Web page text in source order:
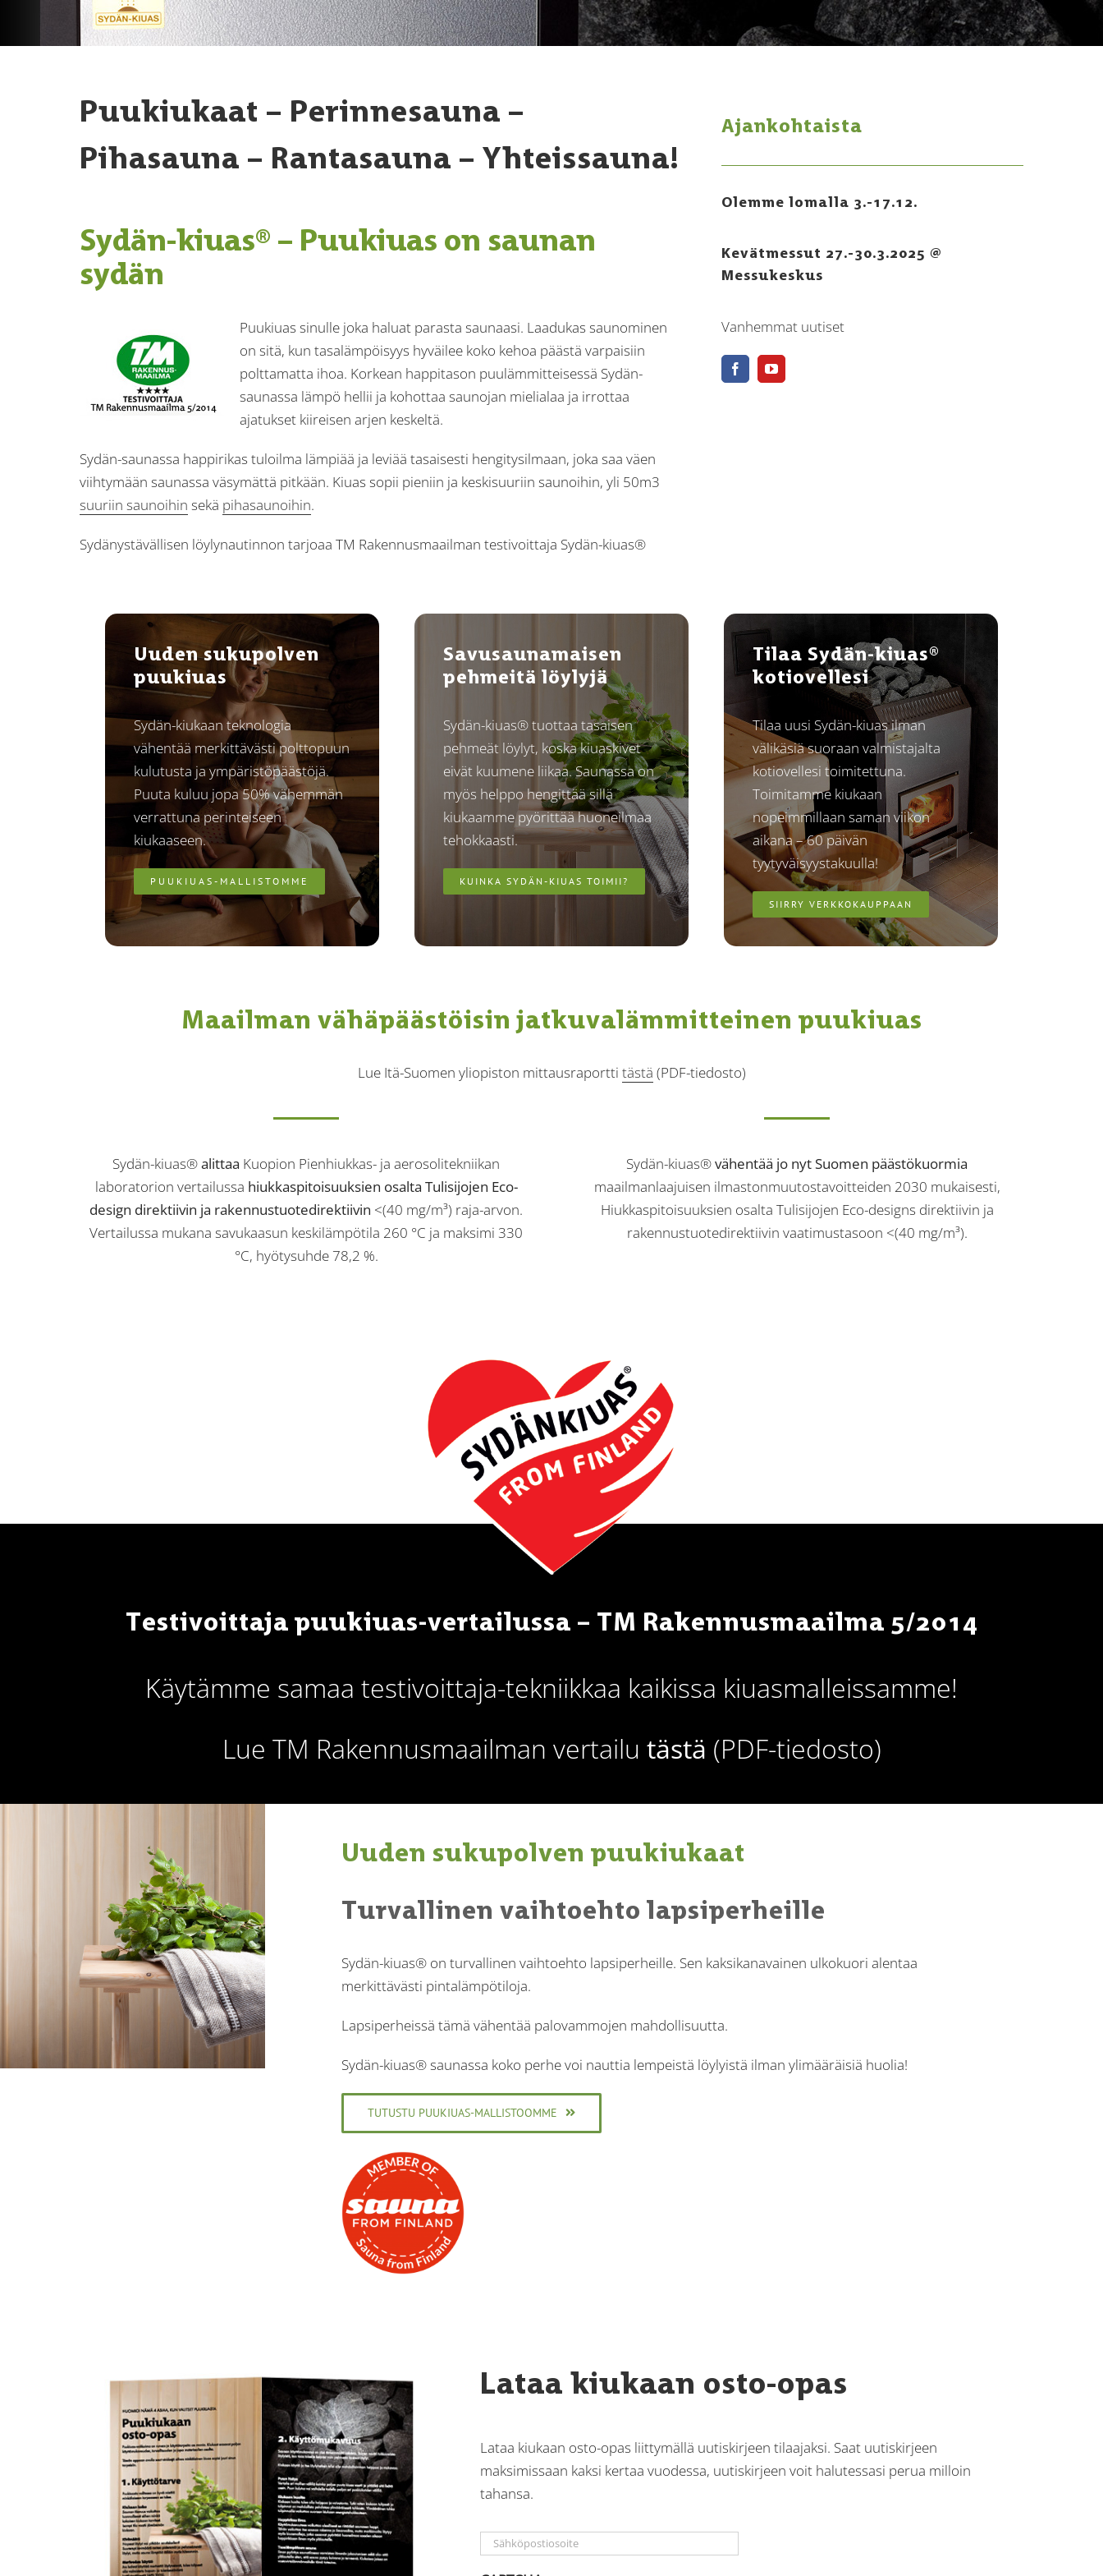
Puukiukaat – Perinnesauna –
Pihasauna – Rantasauna – Yhteissauna!
Sydän-kiuas® – Puukiuas on saunan
sydän
Puukiuas sinulle joka haluat parasta saunaasi. Laadukas saunominen
on sitä, kun tasalämpöisyys hyväilee koko kehoa päästä varpaisiin
polttamatta ihoa. Korkean happitason puulämmitteisessä Sydän-
saunassa lämpö hellii ja kohottaa saunojan mielialaa ja irrottaa
ajatukset kiireisen arjen keskeltä.
Sydän-saunassa happirikas tuloilma lämpiää ja leviää tasaisesti hengitysilmaan, joka saa väen
viihtymään saunassa väsymättä pitkään. Kiuas sopii pieniin ja keskisuuriin saunoihin, yli 50m3
suuriin saunoihin sekä pihasaunoihin.
Sydänystävällisen löylynautinnon tarjoaa TM Rakennusmaailman testivoittaja Sydän-kiuas®
Ajankohtaista
Olemme lomalla 3.-17.12.
Kevätmessut 27.-30.3.2025 @
Messukeskus
Vanhemmat uutiset
Uuden sukupolven
puukiuas
Sydän-kiukaan teknologia
vähentää merkittävästi polttopuun
kulutusta ja ympäristöpäästöjä.
Puuta kuluu jopa 50% vähemmän
verrattuna perinteiseen
kiukaaseen.
PUUKIUAS-MALLISTOMME
Savusaunamaisen
pehmeitä löylyjä
Sydän-kiuas® tuottaa tasaisen
pehmeät löylyt, koska kiuaskivet
eivät kuumene liikaa. Saunassa on
myös helppo hengittää sillä
kiukaamme pyörittää huoneilmaa
tehokkaasti.
KUINKA SYDÄN-KIUAS TOIMII?
Tilaa Sydän-kiuas®
kotiovellesi
Tilaa uusi Sydän-kiuas ilman
välikäsiä suoraan valmistajalta
kotiovellesi toimitettuna.
Toimitamme kiukaan
nopeimmillaan saman viikon
aikana – 60 päivän
tyytyväisyystakuulla!
SIIRRY VERKKOKAUPPAAN
Maailman vähäpäästöisin jatkuvalämmitteinen puukiuas
Lue Itä-Suomen yliopiston mittausraportti tästä (PDF-tiedosto)
Sydän-kiuas®alittaa Kuopion Pienhiukkas- ja aerosolitekniikan
laboratorion vertailussa hiukkaspitoisuuksien osalta Tulisijojen Eco-
design direktiivin ja rakennustuotedirektiivin <(40 mg/m³) raja-arvon.
Vertailussa mukana savukaasun keskilämpötila 260 °C ja maksimi 330
°C, hyötysuhde 78,2 %.
Sydän-kiuas®vähentää jo nyt Suomen päästökuormia
maailmanlaajuisen ilmastonmuutostavoitteiden 2030 mukaisesti,
Hiukkaspitoisuuksien osalta Tulisijojen Eco-designs direktiivin ja
rakennustuotedirektiivin vaatimustasoon <(40 mg/m³).
Testivoittaja puukiuas-vertailussa – TM Rakennusmaailma 5/2014
Käytämme samaa testivoittaja-tekniikkaa kaikissa kiuasmalleissamme!
Lue TM Rakennusmaailman vertailu tästä (PDF-tiedosto)
Uuden sukupolven puukiukaat
Turvallinen vaihtoehto lapsiperheille
Sydän-kiuas® on turvallinen vaihtoehto lapsiperheille. Sen kaksikanavainen ulkokuori alentaa
merkittävästi pintalämpötiloja.
Lapsiperheissä tämä vähentää palovammojen mahdollisuutta.
Sydän-kiuas® saunassa koko perhe voi nauttia lempeistä löylyistä ilman ylimääräisiä huolia!
TUTUSTU PUUKIUAS-MALLISTOOMME
Lataa kiukaan osto-opas
Lataa kiukaan osto-opas liittymällä uutiskirjeen tilaajaksi. Saat uutiskirjeen
maksimissaan kaksi kertaa vuodessa, uutiskirjeen voit halutessasi perua milloin
tahansa.
Sähköposti *